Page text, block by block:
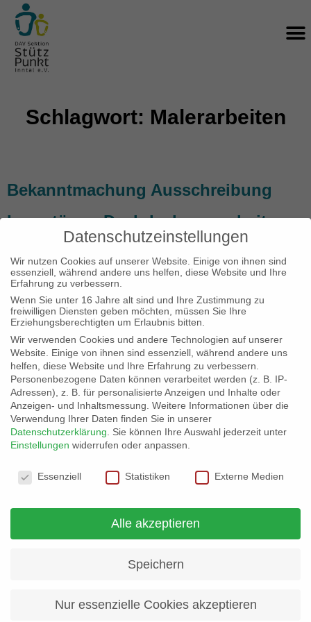
Zum
Inhalt
springen
Schlagwort: Malerarbeiten
Bekanntmachung Ausschreibung
Innentüren, Dachdeckungsarbeiten,
Estricharbeiten, Malerarbeiten
In Kürze startet die Ausschreibung nach VOB
für die Innentüren, Dachdeckungsarbeiten,
Stahlbau- und Schlosserarbeiten,
Estricharbeiten, Malerarbeiten. Informationen
und Details finden interessierte Firmen hier:
Kletterhalle Basislager – Ausschreibung 3.15-
3.19
Weiterlesen...
Kontakt & Infos
Datenschutzeinstellungen
Wir nutzen Cookies auf unserer Website. Einige von ihnen sind
essenziell, während andere uns helfen, diese Website und Ihre
Erfahrung zu verbessern.
Wenn Sie unter 16 Jahre alt sind und Ihre Zustimmung zu
freiwilligen Diensten geben möchten, müssen Sie Ihre
Erziehungsberechtigten um Erlaubnis bitten.
Wir verwenden Cookies und andere Technologien auf unserer
Website. Einige von ihnen sind essenziell, während andere uns
helfen, diese Website und Ihre Erfahrung zu verbessern.
Personenbezogene Daten können verarbeitet werden (z. B. IP-
Adressen), z. B. für personalisierte Anzeigen und Inhalte oder
Anzeigen- und Inhaltsmessung. Weitere Informationen über die
Verwendung Ihrer Daten finden Sie in unserer
Datenschutzerklärung. Sie können Ihre Auswahl jederzeit unter
Einstellungen widerrufen oder anpassen.
Essenziell
Statistiken Externe Medien
Alle akzeptieren
Speichern
Nur essenzielle Cookies akzeptieren